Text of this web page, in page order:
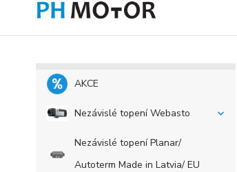
AKCE
Nezávislé topení Webasto
Nezávislé topení Planar/
Autoterm Made in Latvia/ EU